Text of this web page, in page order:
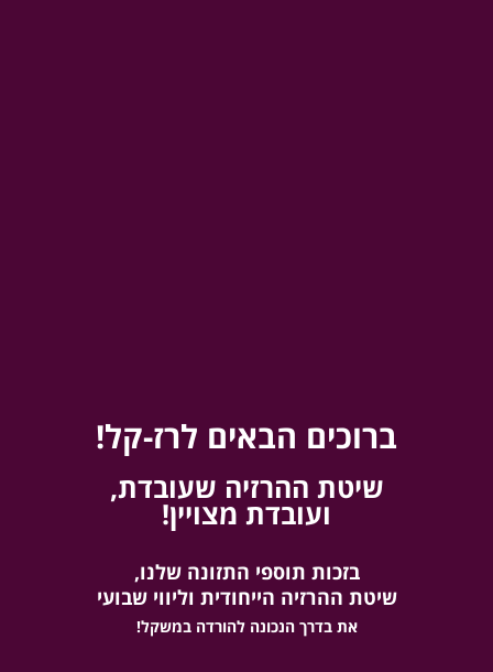
ברוכים הבאים לרז-קל!
שיטת ההרזיה שעובדת,
ועובדת מצויין!
בזכות תוספי התזונה שלנו,
שיטת ההרזיה הייחודית וליווי שבועי
את בדרך הנכונה להורדה במשקל!